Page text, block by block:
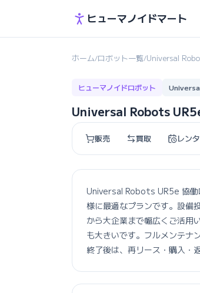
ヒューマノイドマート
ホーム/ロボット一覧/Universal
ヒューマノイドロボット
Universal Robots
販売 買取 レン
Universal Robots UR5e 協働
様に最適なプランです。設備
から大企業まで幅広くご活用
も大きいです。フルメンテナ
終了後は、再リース・購入・